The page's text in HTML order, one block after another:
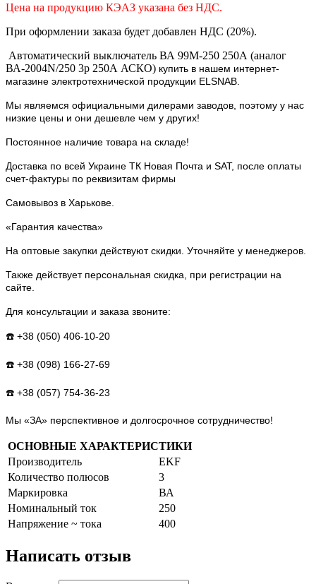
Цена на продукцию КЭАЗ указана без НДС.
При оформлении заказа будет добавлен НДС (20%).
Автоматический выключатель ВА 99М-250 250А (аналог
ВА-2004N/250 3р 250А АСКО) купить в нашем интернет-
магазине электротехнической продукции ELSNAB.
Мы являемся официальными дилерами заводов, поэтому у нас
низкие цены и они дешевле чем у других!
Постоянное наличие товара на складе!
Доставка по всей Украине ТК Новая Почта и SAT, после оплаты
счет-фактуры по реквизитам фирмы
Самовывоз в Харькове.
«Гарантия качества»
На оптовые закупки действуют скидки. Уточняйте у менеджеров.
Также действует персональная скидка, при регистрации на
сайте.
Для консультации и заказа звоните:
☎️ +38 (050) 406-10-20
☎️ +38 (098) 166-27-69
☎️ +38 (057) 754-36-23
Мы «ЗА» перспективное и долгосрочное сотрудничество!
ОСНОВНЫЕ ХАРАКТЕРИСТИКИ
Производитель
EKF
Количество полюсов
3
Маркировка
ВА
Номинальный ток
250
Напряжение ~ тока
400
Написать отзыв